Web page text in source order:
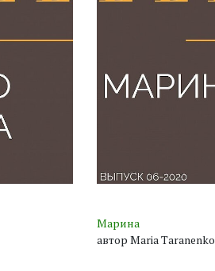
Марина
автор Maria Taranenko